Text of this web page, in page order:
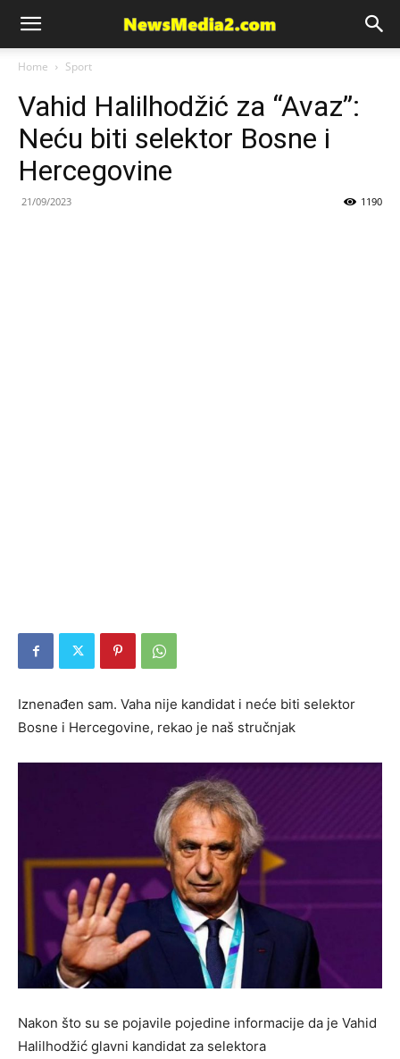
News
Media
Home Sport
Vahid Halilhodžić za “Avaz”:
Neću biti selektor Bosne i
Hercegovine
21/09/2023 1190
Iznenađen sam. Vaha nije kandidat i neće biti selektor
Bosne i Hercegovine, rekao je naš stručnjak
Nakon što su se pojavile pojedine informacije da je Vahid
Halilhodžić glavni kandidat za selektora